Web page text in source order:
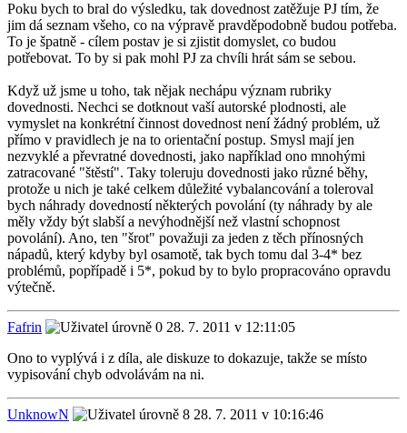
Poku bych to bral do výsledku, tak dovednost zatěžuje PJ tím, že
jim dá seznam všeho, co na výpravě pravděpodobně budou potřeba.
To je špatně - cílem postav je si zjistit domyslet, co budou
potřebovat. To by si pak mohl PJ za chvíli hrát sám se sebou.
Když už jsme u toho, tak nějak nechápu význam rubriky
dovednosti. Nechci se dotknout vaší autorské plodnosti, ale
vymyslet na konkrétní činnost dovednost není žádný problém, už
přímo v pravidlech je na to orientační postup. Smysl mají jen
nezvyklé a převratné dovednosti, jako například ono mnohými
zatracované "štěstí". Taky toleruju dovednosti jako různé běhy,
protože u nich je také celkem důležité vybalancování a toleroval
bych náhrady dovedností některých povolání (ty náhrady by ale
měly vždy být slabší a nevýhodnější než vlastní schopnost
povolání). Ano, ten "šrot" považuji za jeden z těch přínosných
nápadů, který kdyby byl osamotě, tak bych tomu dal 3-4* bez
problémů, popřípadě i 5*, pokud by to bylo propracováno opravdu
výtečně.
Fafrin
28. 7. 2011 v 12:11:05
Ono to vyplývá i z díla, ale diskuze to dokazuje, takže se místo
vypisování chyb odvolávám na ni.
UnknowN 28. 7. 2011 v 10:16:46